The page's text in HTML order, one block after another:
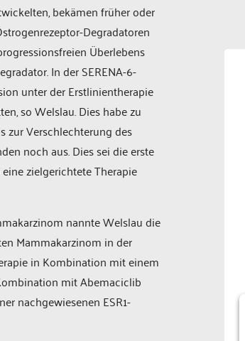
bekämen früher oder
Degradatoren
Überlebens
In der SERENA-6-
unter der Erstlinientherapie
so Welslau. Dies habe zu
zur Verschlechterung des
noch aus. Dies sei die erste
zielgerichtete Therapie
nannte Welslau die
Mammakarzinom in der
in Kombination mit einem
mit Abemaciclib
nachgewiesenen ESR1-